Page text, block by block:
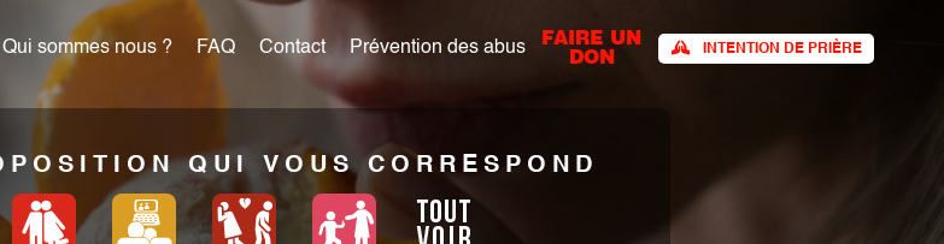
Qui sommes nous ? FAQ Contact Prévention des abus​
FAIRE UN
DON
INTENTION DE PRIÈRE
QUI VOUS CORRESPOND